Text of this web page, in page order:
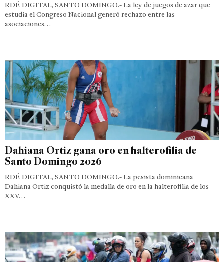
RDÉ DIGITAL, SANTO DOMINGO.- La ley de juegos de azar que
estudia el Congreso Nacional generó rechazo entre las
asociaciones…
Dahiana Ortiz gana oro en halterofilia de
Santo Domingo 2026
RDÉ DIGITAL, SANTO DOMINGO.- La pesista dominicana
Dahiana Ortiz conquistó la medalla de oro en la halterofilia de los
XXV…